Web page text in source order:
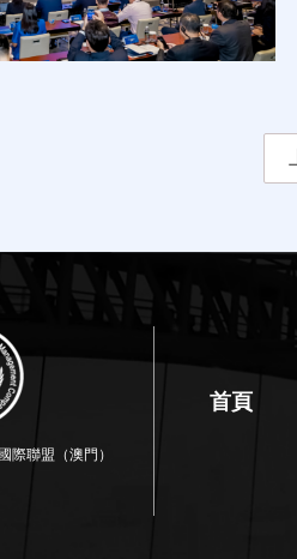
際聯盟（澳門）
首頁